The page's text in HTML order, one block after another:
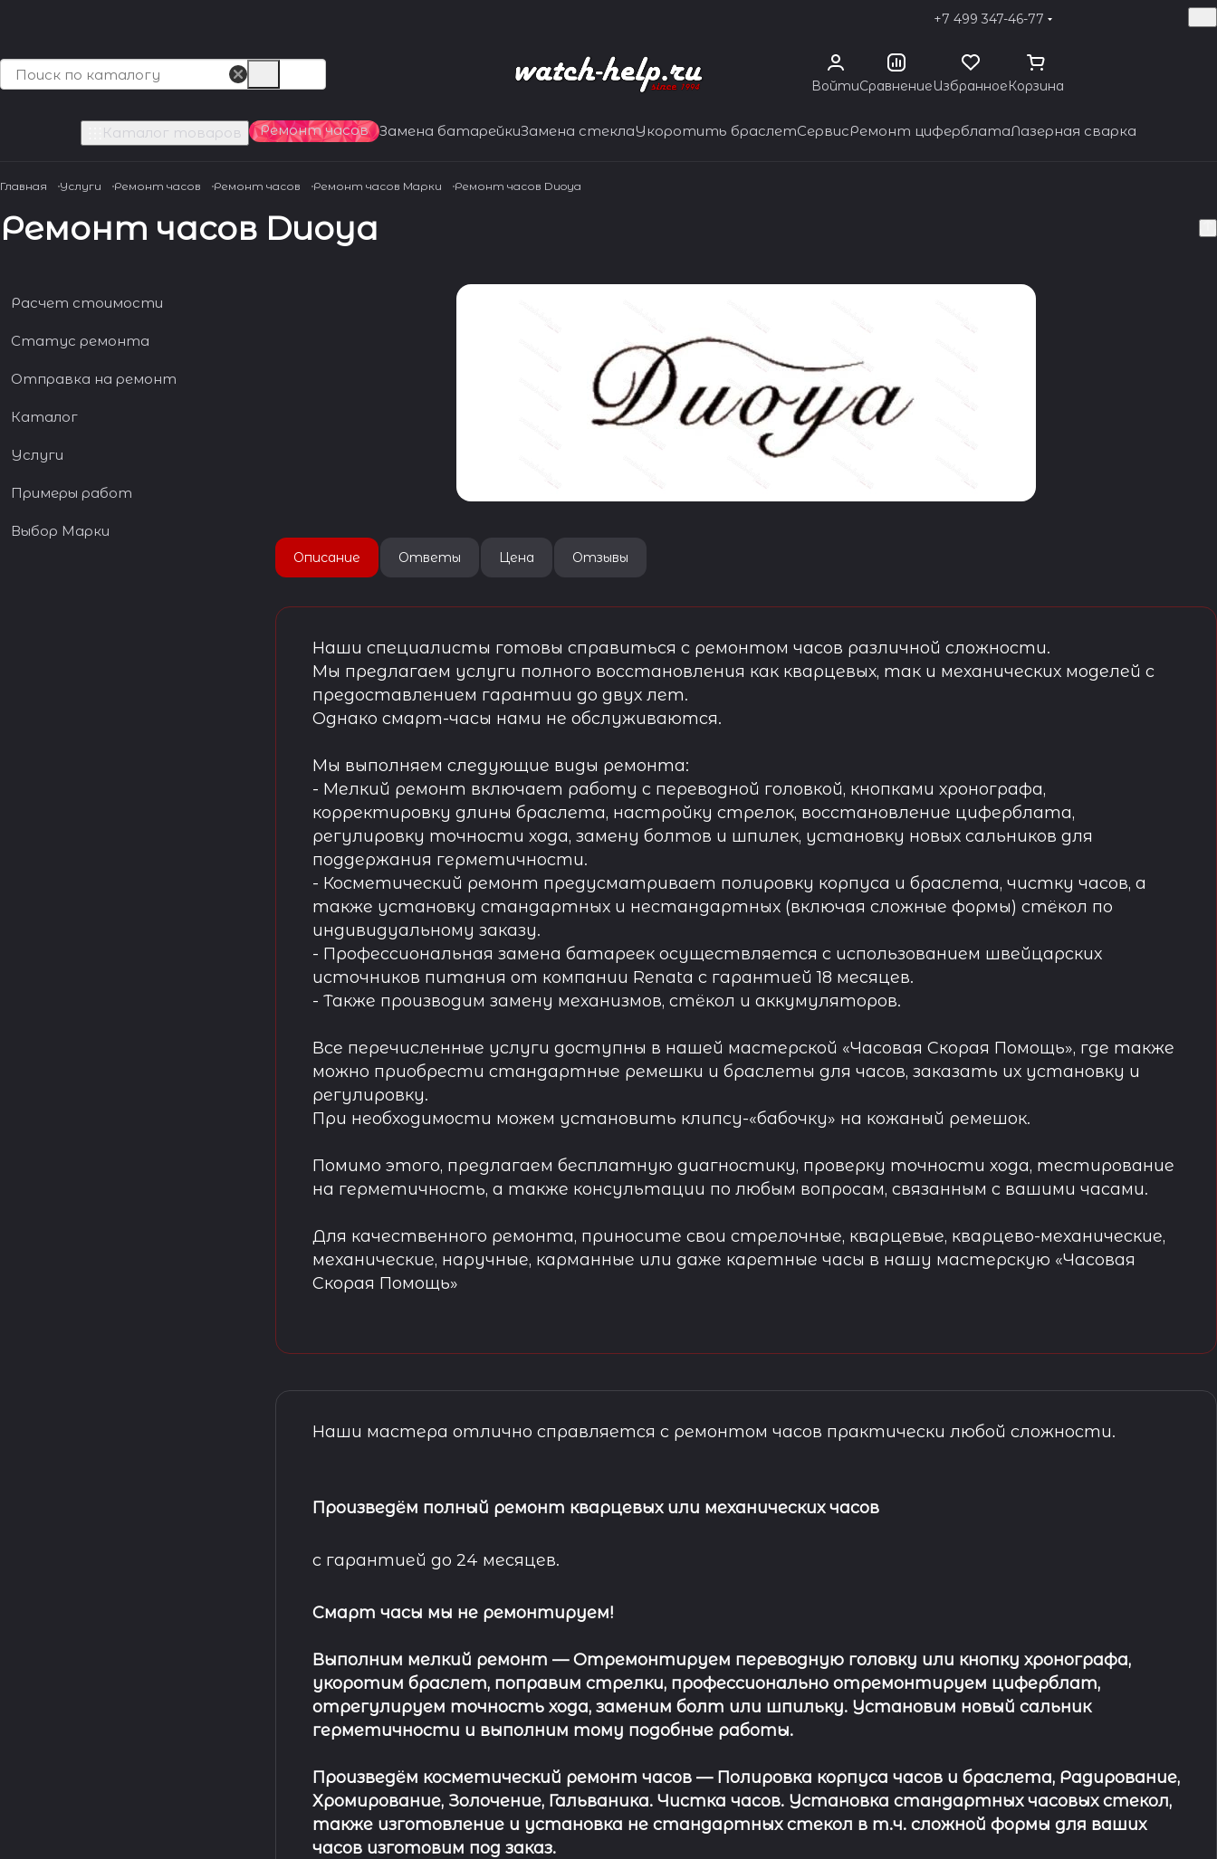
+7 499 347-46-77
ВойтиСравнениеИзбранноеКорзина
Каталог товаров Ремонт часов Замена батарейкиЗамена стеклаУкоротить браслетСервисРемонт циферблатаЛазерная сварка
Главная Услуги Ремонт часов Ремонт часов Ремонт часов Марки Ремонт часов Duoya
Ремонт часов Duoya
Описание Ответы Цена Отзывы
Наши специалисты готовы справиться с ремонтом часов различной сложности.
Мы предлагаем услуги полного восстановления как кварцевых, так и механических моделей с
предоставлением гарантии до двух лет.
Однако смарт-часы нами не обслуживаются.
Мы выполняем следующие виды ремонта:
- Мелкий ремонт включает работу с переводной головкой, кнопками хронографа,
корректировку длины браслета, настройку стрелок, восстановление циферблата,
регулировку точности хода, замену болтов и шпилек, установку новых сальников для
поддержания герметичности.
- Косметический ремонт предусматривает полировку корпуса и браслета, чистку часов, а
также установку стандартных и нестандартных (включая сложные формы) стёкол по
индивидуальному заказу.
- Профессиональная замена батареек осуществляется с использованием швейцарских
источников питания от компании Renata с гарантией 18 месяцев.
- Также производим замену механизмов, стёкол и аккумуляторов.
Все перечисленные услуги доступны в нашей мастерской «Часовая Скорая Помощь», где также
можно приобрести стандартные ремешки и браслеты для часов, заказать их установку и
регулировку.
При необходимости можем установить клипсу-«бабочку» на кожаный ремешок.
Помимо этого, предлагаем бесплатную диагностику, проверку точности хода, тестирование
на герметичность, а также консультации по любым вопросам, связанным с вашими часами.
Для качественного ремонта, приносите свои стрелочные, кварцевые, кварцево-механические,
механические, наручные, карманные или даже каретные часы в нашу мастерскую «Часовая
Скорая Помощь»
Наши мастера отлично справляется с ремонтом часов практически любой сложности.
Произведём полный ремонт кварцевых или механических часов
с гарантией до 24 месяцев.
Смарт часы мы не ремонтируем!
Выполним мелкий ремонт — Отремонтируем переводную головку или кнопку хронографа,
укоротим браслет, поправим стрелки, профессионально отремонтируем циферблат,
отрегулируем точность хода, заменим болт или шпильку. Установим новый сальник
герметичности и выполним тому подобные работы.
Произведём косметический ремонт часов— Полировка корпуса часов и браслета, Радирование,
Хромирование, Золочение, Гальваника. Чистка часов. Установка стандартных часовых стекол,
также изготовление и установка не стандартных стекол в т.ч. сложной формы для ваших
часов изготовим под заказ.
Расчет стоимости
Статус ремонта
Отправка на ремонт
Каталог
Услуги
Примеры работ
Выбор Марки